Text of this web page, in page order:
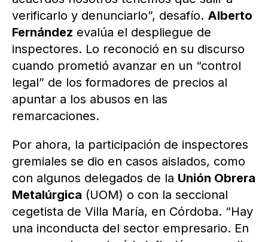
verificarlo y denunciarlo”, desafío. Alberto
Fernández evalúa el despliegue de
inspectores. Lo reconoció en su discurso
cuando prometió avanzar en un “control
legal” de los formadores de precios al
apuntar a los abusos en las
remarcaciones.
Por ahora, la participación de inspectores
gremiales se dio en casos aislados, como
con algunos delegados de la Unión Obrera
Metalúrgica (UOM) o con la seccional
cegetista de Villa María, en Córdoba. “Hay
una inconducta del sector empresario. En